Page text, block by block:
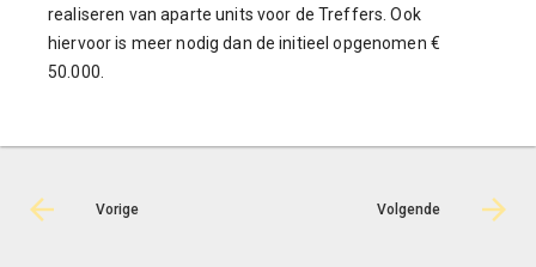
realiseren van aparte units voor de Treffers. Ook
hiervoor is meer nodig dan de initieel opgenomen €
50.000.
Vorige Volgende